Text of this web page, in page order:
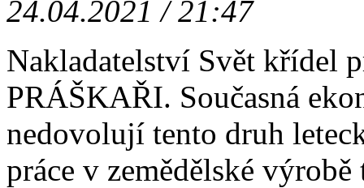
24.04.2021 / 21:47
Nakladatelství Svět křídel
PRÁŠKAŘI. Současná
nedovolují tento druh
práce v zemědělské